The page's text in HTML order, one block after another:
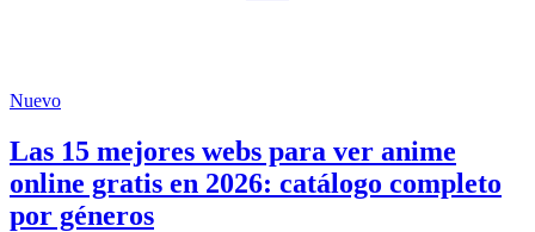
Nuevo
Las 15 mejores webs para ver anime
online gratis en 2026: catálogo completo
por géneros